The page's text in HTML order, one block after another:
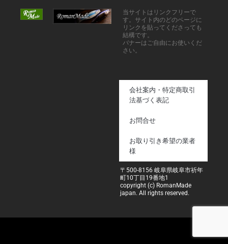
当サイトはリンクフリーで
す。サイト内のどのページに
リンクを貼ってくださっても
結構です。
バナーはご自由にお使いくだ
さい。
会社案内・特定商取引
法基づく表記
お問合せ
お取り引き希望の業者
様
〒500-8156 岐阜県岐阜市祈年
町10丁目19番地1
copyright (c) RomanMade
japan. All rights reserved.